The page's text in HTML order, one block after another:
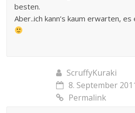
besten.
Aber..ich kann’s kaum erwarten, es
ScruffyKuraki
8. September
Permalink